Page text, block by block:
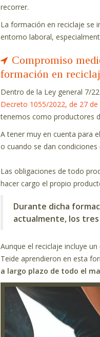
recorrer.
La formación en reciclaje se
entorno laboral,
Compromiso
formación en
Dentro de la Ley general 7/
Decreto 1055/2022, de 27
tenemos como productores
A tener muy en cuenta para
o cuando se dan
Las obligaciones de todo
hacer cargo el propio
Durante dicha
actualmente, los
Aunque el reciclaje incluye
Teide aprendieron en esta
a largo plazo de todo el